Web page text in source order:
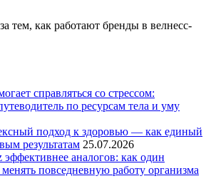
тем, как работают бренды в велнесс-
справляться со стрессом:
по ресурсам тела и уму
подход к здоровью — как единый
результатам 25.07.2026
аналогов: как один
повседневную работу организма